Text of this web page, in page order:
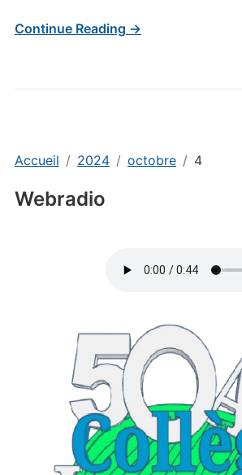
Accueil 2024 octobre 4
Webradio
Continue Reading →